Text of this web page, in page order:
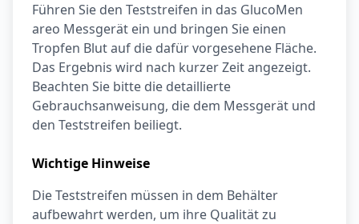
Führen Sie den Teststreifen in das GlucoMen
areo Messgerät ein und bringen Sie einen
Tropfen Blut auf die dafür vorgesehene Fläche.
Das Ergebnis wird nach kurzer Zeit angezeigt.
Beachten Sie bitte die detaillierte
Gebrauchsanweisung, die dem Messgerät und
den Teststreifen beiliegt.
Wichtige Hinweise
Die Teststreifen müssen in dem Behälter
aufbewahrt werden, um ihre Qualität zu